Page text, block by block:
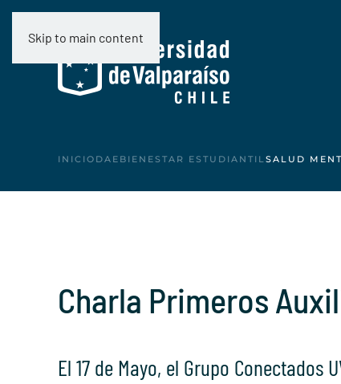
Skip to main content
INICIO DAE BIENESTAR ESTUDIANTIL SALUD
Charla Primeros
El 17 de Mayo, el Grupo